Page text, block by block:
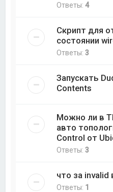
Ответы:4
Скрипт для
состоянии
Ответы:3
Запускать
Contents
Можно ли в
авто
Control от
Ответы:3
что за invalid
Ответы: 1